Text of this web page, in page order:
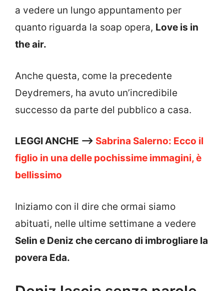
a vedere un lungo appuntamento per
quanto riguarda la soap opera, Love is in
the air.
Anche questa, come la precedente
Deydremers, ha avuto un’incredibile
successo da parte del pubblico a casa.
LEGGI ANCHE —> Sabrina Salerno: Ecco il
figlio in una delle pochissime immagini, è
bellissimo
Iniziamo con il dire che ormai siamo
abituati, nelle ultime settimane a vedere
Selin e Deniz che cercano di imbrogliare la
povera Eda.